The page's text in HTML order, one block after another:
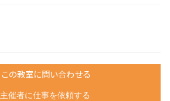
この教室に問い合わせる
主催者に仕事を依頼する